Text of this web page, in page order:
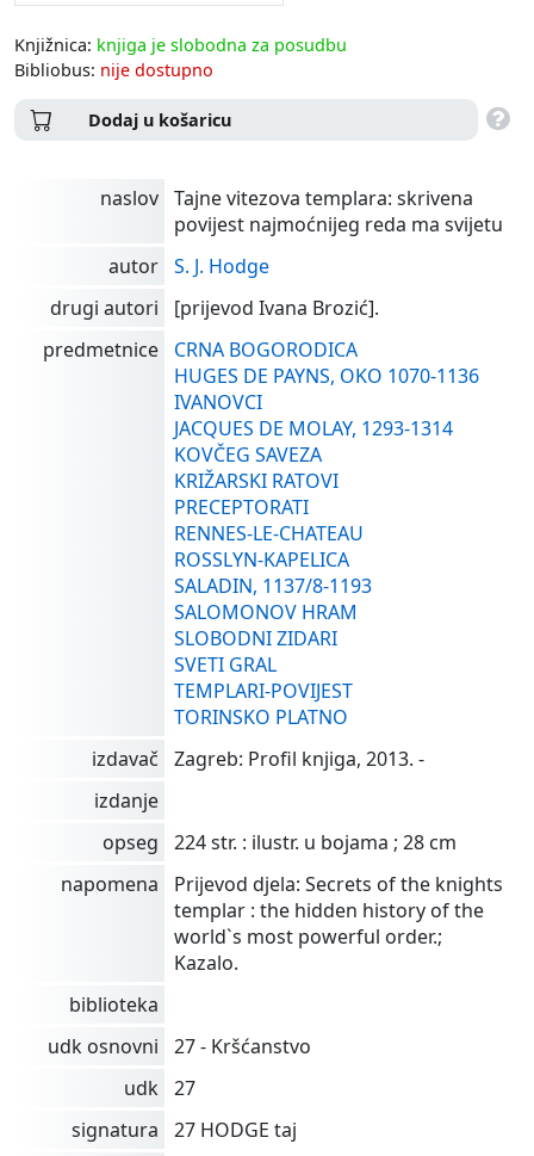
Knjižnica: knjiga je slobodna za posudbu
Bibliobus: nije dostupno
Dodaj u košaricu
naslov Tajne vitezova templara: skrivena
povijest najmoćnijeg reda ma svijetu
autor S. J. Hodge
drugi autori
[prijevod Ivana Brozić].
predmetnice
CRNA BOGORODICA
HUGES DE PAYNS, OKO 1070-1136
IVANOVCI
JACQUES DE MOLAY, 1293-1314
KOVČEG SAVEZA
KRIŽARSKI RATOVI
PRECEPTORATI
RENNES-LE-CHATEAU
ROSSLYN-KAPELICA
SALADIN, 1137/8-1193
SALOMONOV HRAM
SLOBODNI ZIDARI
SVETI GRAL
TEMPLARI-POVIJEST
TORINSKO PLATNO
izdavač
Zagreb: Profil knjiga, 2013. -
izdanje
opseg
224 str. : ilustr. u bojama ; 28 cm
napomena
Prijevod djela: Secrets of the knights
templar : the hidden history of the
world`s most powerful order.;
Kazalo.
biblioteka
udk osnovni
27 - Kršćanstvo
udk 27
signatura
27 HODGE taj